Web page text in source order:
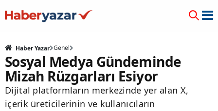
Haber Yazar Genel
Sosyal Medya Gündeminde
Mizah Rüzgarları Esiyor
Dijital platformların merkezinde yer alan X,
içerik üreticilerinin ve kullanıcıların